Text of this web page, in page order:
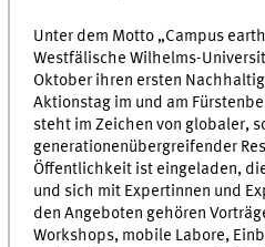
Unter dem Motto „Campus
Westfälische Wilhelms-
Oktober ihren ersten
Aktionstag im und am
steht im Zeichen von globaler,
generationenübergreifender
Öffentlichkeit ist eingeladen,
und sich mit Expertinnen und
den Angeboten gehören
Workshops, mobile Labore,